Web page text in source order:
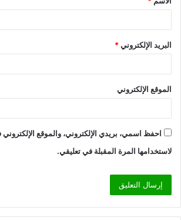
*
البريد الإلكتروني*
الموقع الإلكتروني
احفظ اسمي، بريدي الإلكتروني، والموقع
لاستخدامها المرة المقبلة في تعليقي.